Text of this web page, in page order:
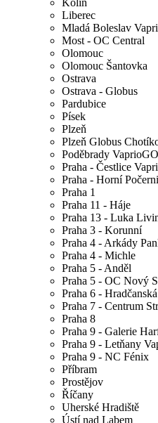
Kolín
Liberec
Mladá Boleslav
Most - OC Central
Olomouc
Olomouc Šantovka
Ostrava
Ostrava - Globus
Pardubice
Písek
Plzeň
Plzeň Globus
Poděbrady VaprioGO
Praha - Čestlice
Praha - Horní
Praha 1
Praha 11 - Háje
Praha 13 - Luka
Praha 3 - Korunní
Praha 4 - Arkády
Praha 4 - Michle
Praha 5 - Anděl
Praha 5 - OC Nový
Praha 6 - Hradčanská
Praha 7 - Centrum
Praha 8
Praha 9 - Galerie
Praha 9 - Letňany
Praha 9 - NC Fénix
Příbram
Prostějov
Říčany
Uherské Hradiště
Ústí nad Labem